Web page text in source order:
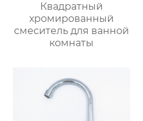
Квадратный
хромированный
смеситель для ванной
комнаты